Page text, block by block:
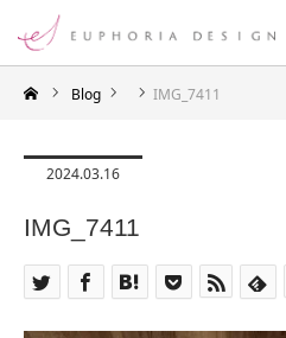
Blog IMG_7411
2024.03.16
IMG_7411